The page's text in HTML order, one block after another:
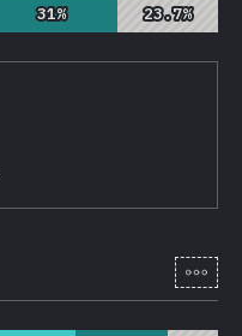
31%
31% 23.7%
23.7%
completado: 95.7 %
[gl-